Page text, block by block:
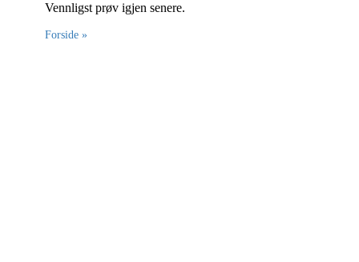
Vennligst prøv igjen senere.
Forside »